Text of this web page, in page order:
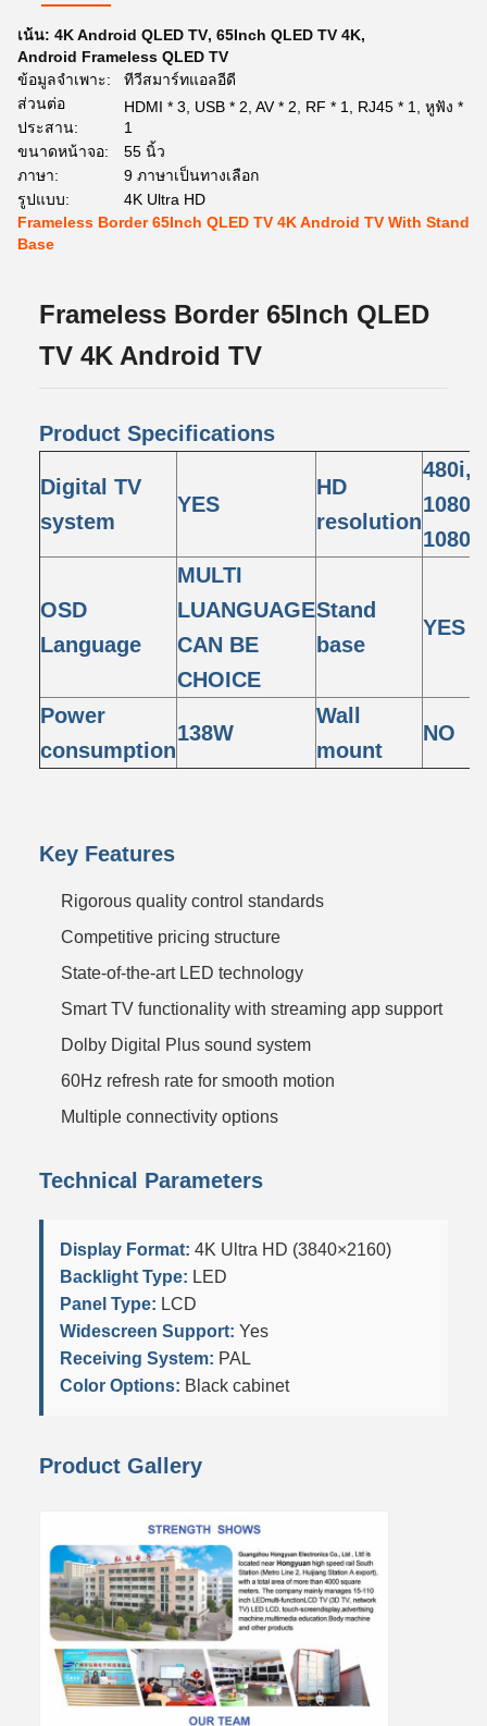
เน้น: 4K Android QLED TV, 65Inch QLED TV 4K,
Android Frameless QLED TV
ข้อมูลจำเพาะ:
ทีวีสมาร์ทแอลอีดี
ส่วนต่อ
ประสาน:
HDMI * 3, USB * 2, AV * 2, RF * 1, RJ45 * 1, หูฟัง *
1
ขนาดหน้าจอ:
55 นิ้ว
ภาษา:
9 ภาษาเป็นทางเลือก
รูปแบบ:
4K Ultra HD
Frameless Border 65Inch QLED TV 4K Android TV With Stand
Base
Frameless Border 65Inch QLED
TV 4K Android TV
Product Specifications
Digital TV
system
YES
HD
resolution
480i,
1080i,
OSD
Language
MULTI
LUANGUAGE
CAN BE
CHOICE
Stand
base
YES
Power
consumption
138W
Wall
mount
NO
Key Features
Rigorous quality control standards
Competitive pricing structure
State-of-the-art LED technology
Smart TV functionality with streaming app support
Dolby Digital Plus sound system
60Hz refresh rate for smooth motion
Multiple connectivity options
Technical Parameters
Display Format: 4K Ultra HD (3840×2160)
Backlight Type: LED
Panel Type: LCD
Widescreen Support: Yes
Receiving System: PAL
Color Options: Black cabinet
Product Gallery